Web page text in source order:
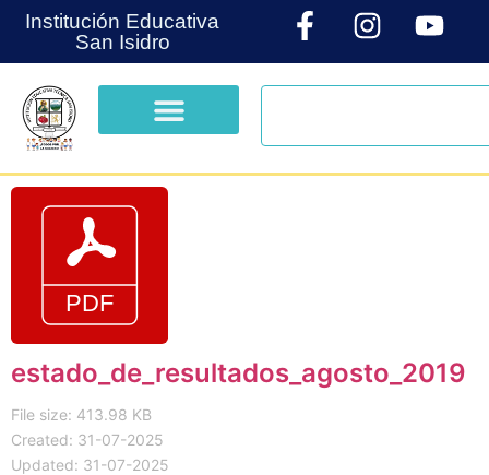
Institución Educativa
San Isidro
estado_de_resultados_agosto_2019
File size: 413.98 KB
Created: 31-07-2025
Updated: 31-07-2025